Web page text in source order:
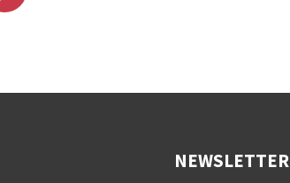
NEWSLETTER